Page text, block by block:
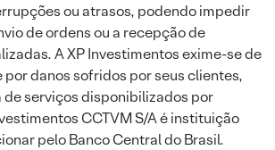
ou atrasos, podendo impedir
de ordens ou a recepção de
A XP Investimentos exime-se de
danos sofridos por seus clientes,
de serviços disponibilizados por
CCTVM S/A é instituição
pelo Banco Central do Brasil.